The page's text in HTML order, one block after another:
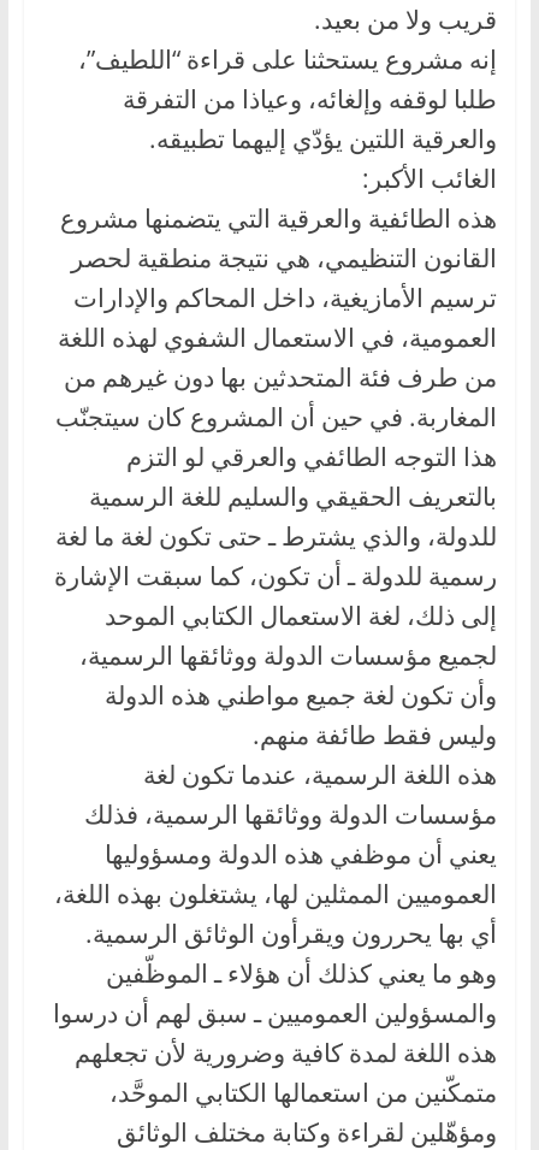
قريب ولا من بعيد.
إنه مشروع يستحثنا على قراءة “اللطيف”،
طلبا لوقفه وإلغائه، وعياذا من التفرقة
والعرقية اللتين يؤدّي إليهما تطبيقه.
الغائب الأكبر:
هذه الطائفية والعرقية التي يتضمنها مشروع
القانون التنظيمي، هي نتيجة منطقية لحصر
ترسيم الأمازيغية، داخل المحاكم والإدارات
العمومية، في الاستعمال الشفوي لهذه اللغة
من طرف فئة المتحدثين بها دون غيرهم من
المغاربة. في حين أن المشروع كان سيتجنّب
هذا التوجه الطائفي والعرقي لو التزم
بالتعريف الحقيقي والسليم للغة الرسمية
للدولة، والذي يشترط ـ حتى تكون لغة ما لغة
رسمية للدولة ـ أن تكون، كما سبقت الإشارة
إلى ذلك، لغة الاستعمال الكتابي الموحد
لجميع مؤسسات الدولة ووثائقها الرسمية،
وأن تكون لغة جميع مواطني هذه الدولة
وليس فقط طائفة منهم.
هذه اللغة الرسمية، عندما تكون لغة
مؤسسات الدولة ووثائقها الرسمية، فذلك
يعني أن موظفي هذه الدولة ومسؤوليها
العموميين الممثلين لها، يشتغلون بهذه اللغة،
أي بها يحررون ويقرأون الوثائق الرسمية.
وهو ما يعني كذلك أن هؤلاء ـ الموظّفين
والمسؤولين العموميين ـ سبق لهم أن درسوا
هذه اللغة لمدة كافية وضرورية لأن تجعلهم
متمكّنين من استعمالها الكتابي الموحَّد،
ومؤهّلين لقراءة وكتابة مختلف الوثائق